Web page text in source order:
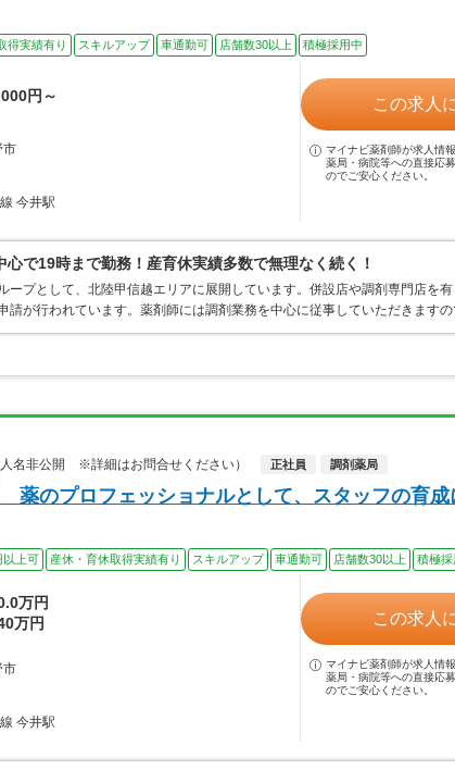
得実績有り スキルアップ 車通勤可 店舗数30以上 積極採用中
円～
市
今井駅
この求人
マイナビ薬剤師が求人情
薬局・病院等への直接応
のでご安心ください。
心で19時まで勤務！産育休実績多数で無理なく続く！
ープとして、北陸甲信越エリアに展開しています。併設店や調剤専門店を
請が行われています。薬剤師には調剤業務を中心に従事していただきます
名非公開 ※詳細はお問合せください）
正社員 調剤薬局
薬のプロフェッショナルとして、スタッフの育成
以上可 産休・育休取得実績有り スキルアップ 車通勤可 店舗数30以上 積極採
万円
万円
市
今井駅
この求人
マイナビ薬剤師が求人情
薬局・病院等への直接応
のでご安心ください。